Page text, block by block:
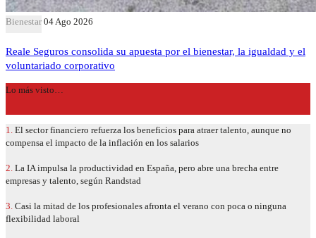
Bienestar 04 Ago 2026
Reale Seguros consolida su apuesta por el bienestar, la igualdad y el
voluntariado corporativo
Lo más visto…
1. El sector financiero refuerza los beneficios para atraer talento, aunque no
compensa el impacto de la inflación en los salarios
2. La IA impulsa la productividad en España, pero abre una brecha entre
empresas y talento, según Randstad
3. Casi la mitad de los profesionales afronta el verano con poca o ninguna
flexibilidad laboral